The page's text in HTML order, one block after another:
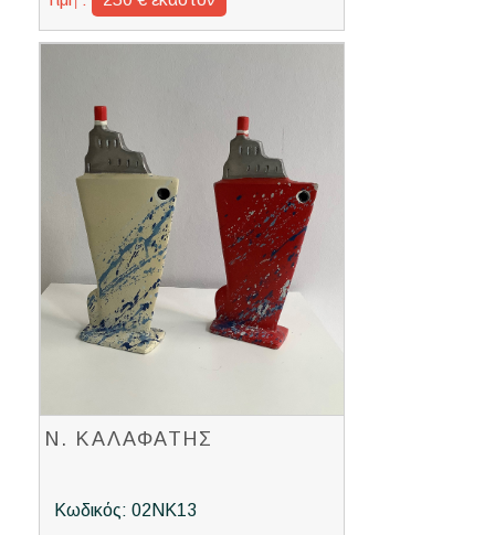
Ν. ΚΑΛΑΦΑΤΗΣ
Κωδικός: 02ΝΚ13